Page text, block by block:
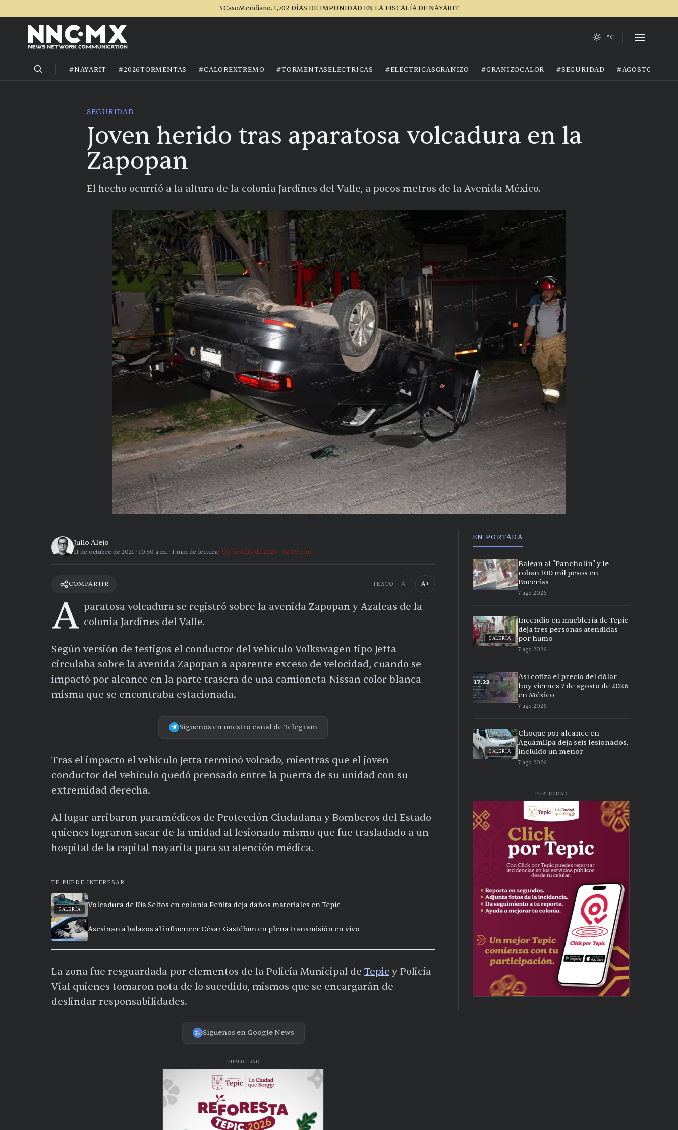
#CasoMeridiano. 1,702 DÍAS DE IMPUNIDAD EN LA FISCALÍA DE NAYARIT
--°C
#NAYARIT #2026TORMENTAS #CALOREXTREMO #TORMENTASELECTRICAS #ELECTRICASGRANIZO #GRANIZOCALOR #SEGURIDAD #AGOSTO2026
SEGURIDAD
Joven herido tras aparatosa volcadura en la
Zapopan
El hecho ocurrió a la altura de la colonia Jardines del Valle, a pocos metros de la Avenida México.
Julio Alejo
11 de octubre de 2021 · 10:50 a.m. · 1 min de lectura 2 de julio de 2026 · 02:09 p.m.
COMPARTIR TEXTO A− A+
A paratosa volcadura se registró sobre la avenida Zapopan y Azaleas de la
colonia Jardines del Valle.
Según versión de testigos el conductor del vehículo Volkswagen tipo Jetta
circulaba sobre la avenida Zapopan a aparente exceso de velocidad, cuando se
impactó por alcance en la parte trasera de una camioneta Nissan color blanca
misma que se encontraba estacionada.
Síguenos en nuestro canal de Telegram
Tras el impacto el vehículo Jetta terminó volcado, mientras que el joven
conductor del vehículo quedó prensado entre la puerta de su unidad con su
extremidad derecha.
Al lugar arribaron paramédicos de Protección Ciudadana y Bomberos del Estado
quienes lograron sacar de la unidad al lesionado mismo que fue trasladado a un
hospital de la capital nayarita para su atención médica.
TE PUEDE INTERESAR
GALERÍA Volcadura de Kia Seltos en colonia Peñita deja daños materiales en Tepic
Asesinan a balazos al influencer César Gastélum en plena transmisión en vivo
La zona fue resguardada por elementos de la Policía Municipal de Tepic y Policía
Vial quienes tomaron nota de lo sucedido, mismos que se encargarán de
deslindar responsabilidades.
Síguenos en Google News
PUBLICIDAD
EN PORTADA
Balean al "Pancholín" y le
roban 100 mil pesos en
Bucerías
7 ago 2026
GALERÍA
Incendio en mueblería de Tepic
deja tres personas atendidas
por humo
7 ago 2026
Así cotiza el precio del dólar
hoy viernes 7 de agosto de 2026
en México
7 ago 2026
GALERÍA
Choque por alcance en
Aguamilpa deja seis lesionados,
incluido un menor
7 ago 2026
PUBLICIDAD